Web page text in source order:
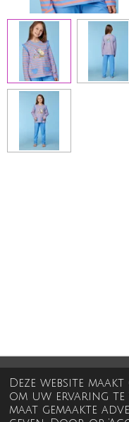
Deze website
om uw ervaring te
maat gemaakte
© 2025 - 2026 In de
Powered by JouwWeb